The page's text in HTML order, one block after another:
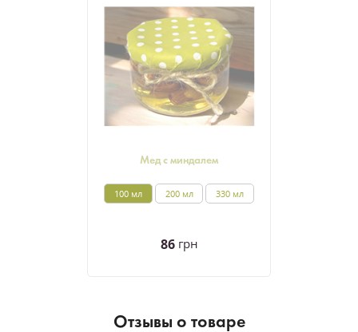
Мед с миндалем
100 мл 200 мл 330 мл
86 грн
Отзывы о товаре